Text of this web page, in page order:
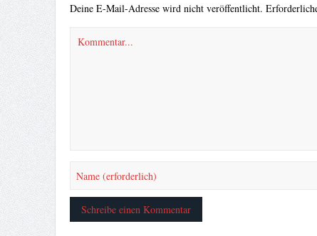
Deine E-Mail-Adresse wird nicht veröffentlicht.